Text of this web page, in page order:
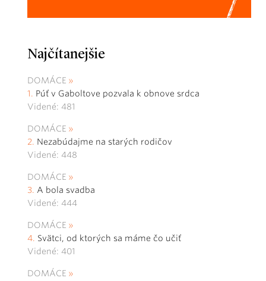
Najčítanejšie
DOMÁCE
Púť v Gaboltove pozvala k obnove srdca
Videné: 481
DOMÁCE
Nezabúdajme na starých rodičov
Videné: 448
DOMÁCE
A bola svadba
Videné: 444
DOMÁCE
Svätci, od ktorých sa máme čo učiť
Videné: 401
DOMÁCE